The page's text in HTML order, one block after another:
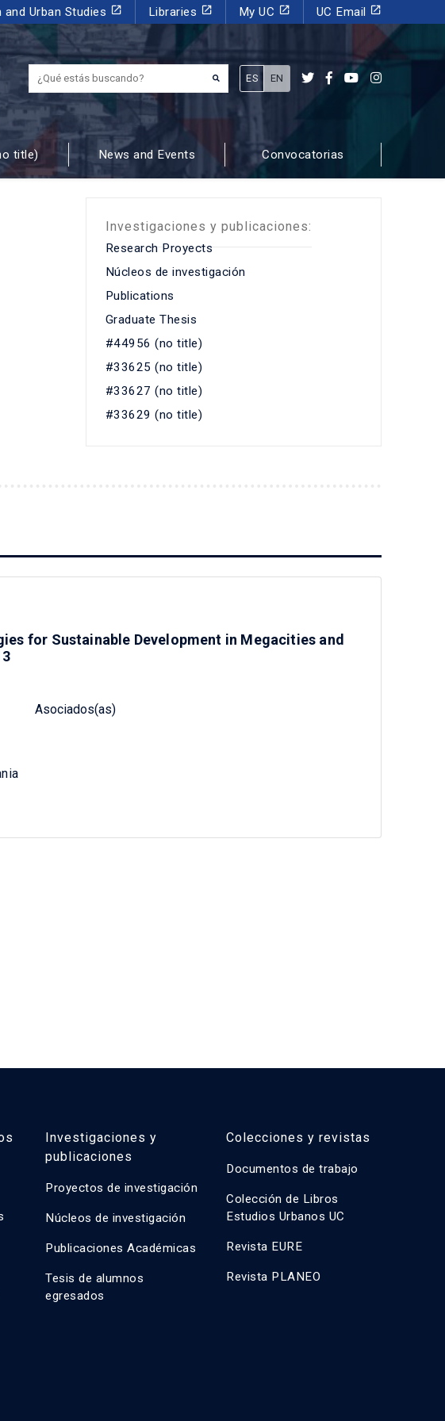
Urban Studies launch Libraries launch My UC launch UC Email launch
¿Qué estás buscando?
ES EN
title) News and Events Convocatorias
Investigaciones y publicaciones:
Research Proyects
Núcleos de investigación
Publications
Graduate Thesis
#44956 (no title)
#33625 (no title)
#33627 (no title)
#33629 (no title)
for Sustainable Development in Megacities and
Asociados(as)
Investigaciones y
publicaciones
Proyectos de investigación
Núcleos de investigación
Publicaciones Académicas
Tesis de alumnos
egresados
Colecciones y revistas
Documentos de trabajo
Colección de Libros
Estudios Urbanos UC
Revista EURE
Revista PLANEO